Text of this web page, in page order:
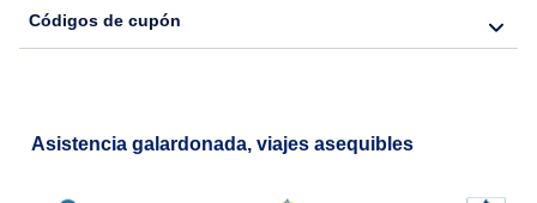
Flights from Nueva York to Lisboa
Códigos de cupón
Asistencia galardonada, viajes asequibles